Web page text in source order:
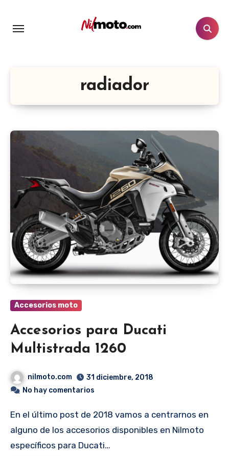
radiador
Accesorios moto
Accesorios para Ducati
Multistrada 1260
nilmoto.com
31 diciembre, 2018
No hay comentarios
En el último post de 2018 vamos a centrarnos en
alguno de los accesorios disponibles en Nilmoto
específicos para Ducati…